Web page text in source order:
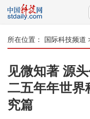
所在位置： 国际科技频道
见微知著 源
二五年年世界
究篇